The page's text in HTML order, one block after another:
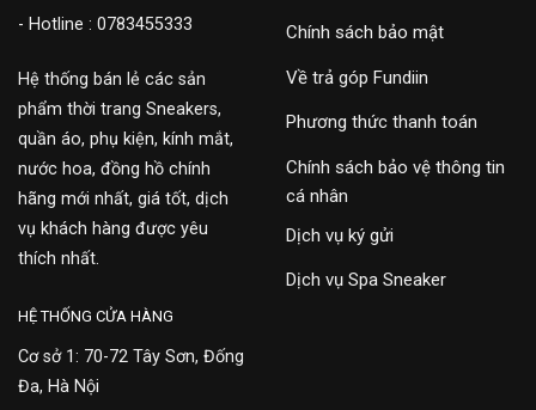
- Hotline : 0783455333
Hệ thống bán lẻ các sản
phẩm thời trang Sneakers,
quần áo, phụ kiện, kính mắt,
nước hoa, đồng hồ chính
hãng mới nhất, giá tốt, dịch
vụ khách hàng được yêu
thích nhất.
Chính sách bảo mật
Về trả góp Fundiin
Phương thức thanh toán
Chính sách bảo vệ thông tin
cá nhân
Dịch vụ ký gửi
Dịch vụ Spa Sneaker
HỆ THỐNG CỬA HÀNG
Cơ sở 1: 70-72 Tây Sơn, Đống
Đa, Hà Nội